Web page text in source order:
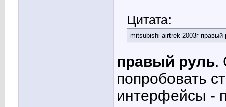
Цитата:
mitsubishi airtrek 2003г
правый руль.
попробовать
интерфейсы -